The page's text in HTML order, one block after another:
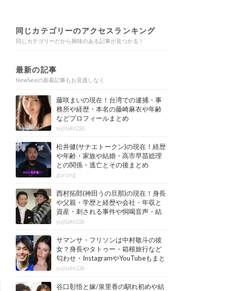
同じカテゴリーのアクセスランキング
同じカテゴリーだから興味のある記事が見つかる！
最新の記事
NewSeeの新着記事もお見逃しなく
藤咲まいの現在！台湾での逮捕・事
務所や経歴・本名の藤崎麻衣や年齢
などプロフィールまとめ
yujitake226
松井健(サナエトークン)の現在！経歴
や年齢・家族や結婚・高市早苗総理
との関係・逃亡とその後まとめ
gurung
西村拓郎(神田うの旦那)の現在！身長
や父親・学歴と経歴や会社・年収と
資産・刺される事件や恫喝音声・結
婚と子供や自宅・脳梗塞の病気もま
とめ
yujitake226
サマンサ・フリソンは中村敬斗の彼
女？身長やタトゥー・箱根旅行など
匂わせ・InstagramやYouTubeもまと
め
yujitake226
谷口彰悟と嫁/泉里香の馴れ初めや結